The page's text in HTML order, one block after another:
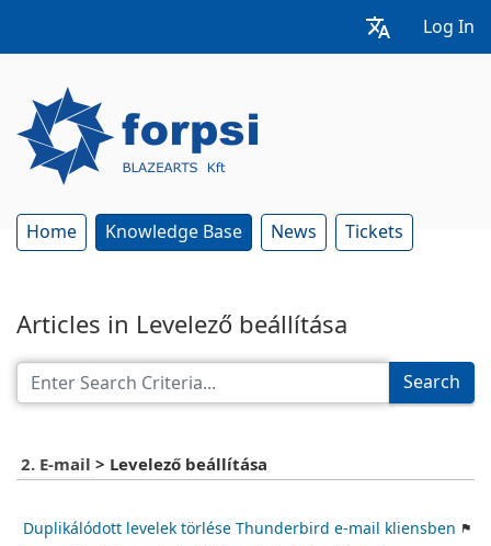
Log In
Home Knowledge Base News Tickets
Articles in Levelező beállítása
Search
2. E-mail > Levelező beállítása
Duplikálódott levelek törlése Thunderbird e-mail kliensben